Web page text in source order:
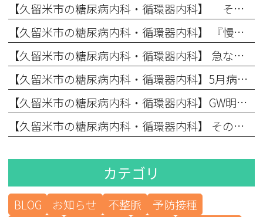
【久留米市の糖尿病内科・循環器内科】 そもそも「生活習慣病」とは？なぜ症状がないうちから治療が必要なのか （第1回）
【久留米市の糖尿病内科・循環器内科】 『慢性腎臓病（CKD）』の早期発見と予防
【久留米市の糖尿病内科・循環器内科】 急な暑さに要注意！初夏に忍び寄る「隠れ脱水」のリスク
【久留米市の糖尿病内科・循環器内科】5月病のイライラや不安…実は「血糖値」が原因かもしれません
【久留米市の糖尿病内科・循環器内科】GW明けの動悸・息切れは「連休疲れ」？それとも心臓のSOS？
【久留米市の糖尿病内科・循環器内科】 その喉の渇きは、ただの暑さ？それとも糖尿病？GWの外出先で要注意！急激に血糖値が上がる「ペットボトル症候群」
カテゴリ
BLOG お知らせ 不整脈
予防接種